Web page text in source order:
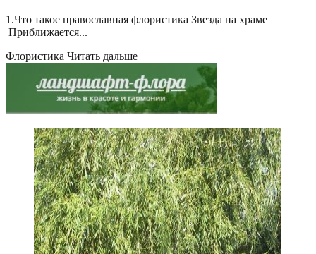
1.Что такое православная флористика Звезда на храме
Приближается...
Флористика Читать дальше